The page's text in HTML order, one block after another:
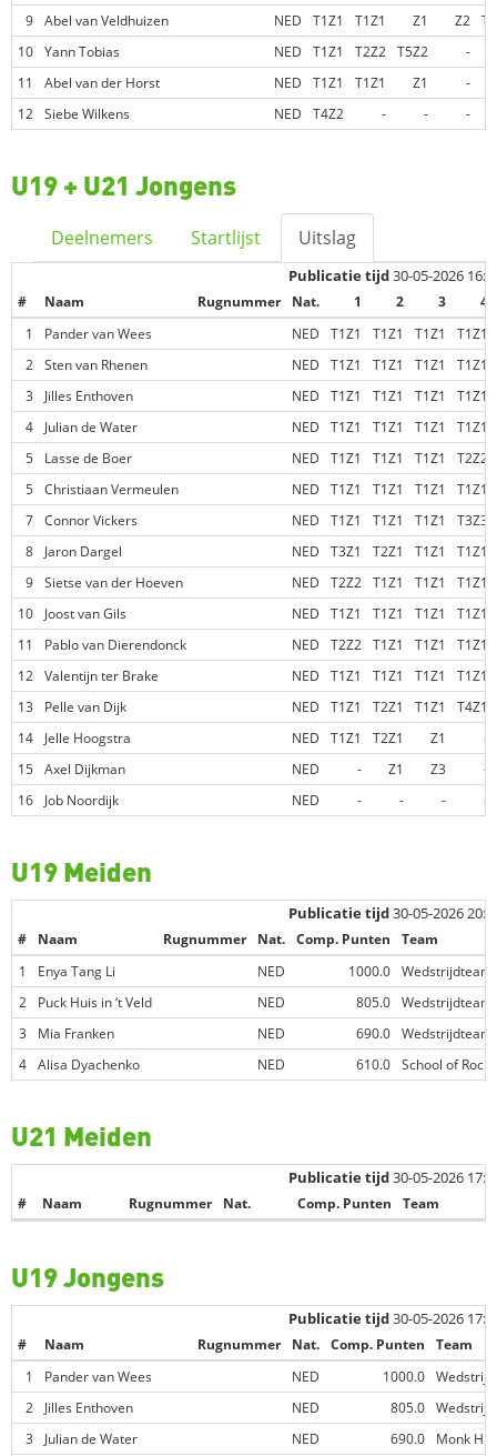
9 Abel van Veldhuizen NED T1Z1 T1Z1 Z1 Z2
10 Yann Tobias NED T1Z1 T2Z2 T5Z2
-
11
Abel van der Horst NED T1Z1 T1Z1 Z1
-
12 Siebe Wilkens NED T4Z2 - - -
U19 + U21 Jongens
Deelnemers Startlijst Uitslag
Publicatie tijd30-05-2026
# Naam Rugnummer Nat. 1 2 3
4
1
Pander van Wees NED T1Z1 T1Z1 T1Z1
T1Z1
2 Sten van Rhenen NED T1Z1 T1Z1 T1Z1
T1Z1
3
Jilles Enthoven NED T1Z1 T1Z1 T1Z1
T1Z1
4
Julian de Water NED T1Z1 T1Z1 T1Z1
T1Z1
5
Lasse de Boer NED T1Z1 T1Z1 T1Z1
T2Z2
5 Christiaan Vermeulen NED T1Z1 T1Z1 T1Z1
T1Z1
7 Connor Vickers NED T1Z1 T1Z1 T1Z1
T3Z3
8
Jaron Dargel NED T3Z1 T2Z1 T1Z1
T1Z1
9 Sietse van der Hoeven NED T2Z2 T1Z1 T1Z1
T1Z1
10
Joost van Gils NED T1Z1 T1Z1 T1Z1
T1Z1
11
Pablo van Dierendonck NED T2Z2 T1Z1 T1Z1
T1Z1
12 Valentijn ter Brake NED T1Z1 T1Z1 T1Z1
T1Z1
13
Pelle van Dijk NED T1Z1 T2Z1 T1Z1
T4Z1
14
Jelle Hoogstra NED T1Z1 T2Z1 Z1
-
15 Axel Dijkman NED - Z1 Z3
-
16
Job Noordijk NED - - - -
U19 Meiden
Publicatie tijd30-05-2026
# Naam Rugnummer Nat. Comp. Punten
Team
1
Enya Tang Li NED 1000.0 Wedstrijdteam
2
Puck Huis in ‘t Veld NED 805.0 Wedstrijdteam
3
Mia Franken NED 690.0 Wedstrijdteam
4 Alisa Dyachenko NED 610.0 School of Rock
U21 Meiden
Publicatie tijd30-05-2026
# Naam Rugnummer Nat. Comp. Punten Team
U19 Jongens
Publicatie tijd30-05-2026
# Naam Rugnummer Nat. Comp. Punten
Team
1
Pander van Wees NED 1000.0
2
Jilles Enthoven NED 805.0
3
Julian de Water NED 690.0
Monk